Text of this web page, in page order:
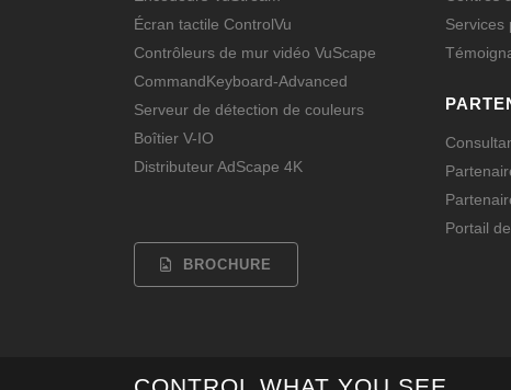
Écran tactile ControlVu
Contrôleurs de mur vidéo VuScape
CommandKeyboard-Advanced
Serveur de détection de couleurs
Boîtier V-IO
Distributeur AdScape 4K
BROCHURE
Services
Portail